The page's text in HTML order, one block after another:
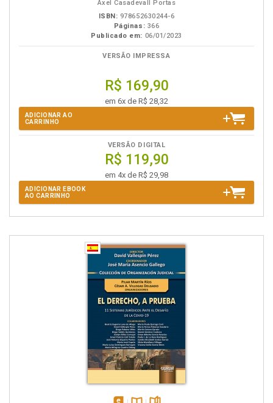
Axel Casadevall Portas
ISBN: 978652630244-6
Páginas: 366
Publicado em: 06/01/2023
VERSÃO IMPRESSA
R$ 169,90
em 6x de R$ 28,32
ADICIONAR AO
CARRINHO
VERSÃO DIGITAL
R$ 119,90
em 4x de R$ 29,98
ADICIONAR EBOOK
AO CARRINHO